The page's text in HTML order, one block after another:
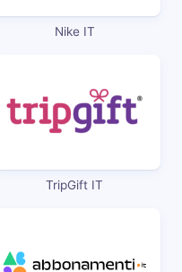
Nike IT
TripGift IT